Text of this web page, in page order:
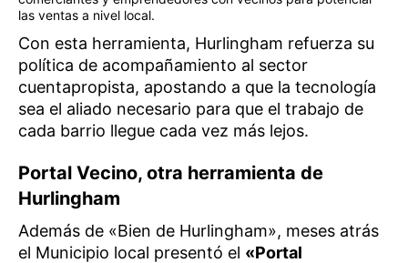
las ventas a nivel local.
Con esta herramienta, Hurlingham refuerza su
política de acompañamiento al sector
cuentapropista, apostando a que la tecnología
sea el aliado necesario para que el trabajo de
cada barrio llegue cada vez más lejos.
Portal Vecino, otra herramienta de
Hurlingham
Además de «Bien de Hurlingham», meses atrás
el Municipio local presentó el «Portal